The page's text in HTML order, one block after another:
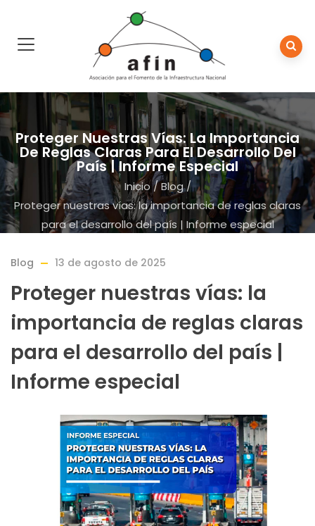
Proteger Nuestras Vías: La Importancia
De Reglas Claras Para El Desarrollo Del
País | Informe Especial
Inicio/Blog/
Proteger nuestras vías: la importancia de reglas claras
para el desarrollo del país | Informe especial
Blog 13 de agosto de 2025
Proteger nuestras vías: la
importancia de reglas claras
para el desarrollo del país |
Informe especial